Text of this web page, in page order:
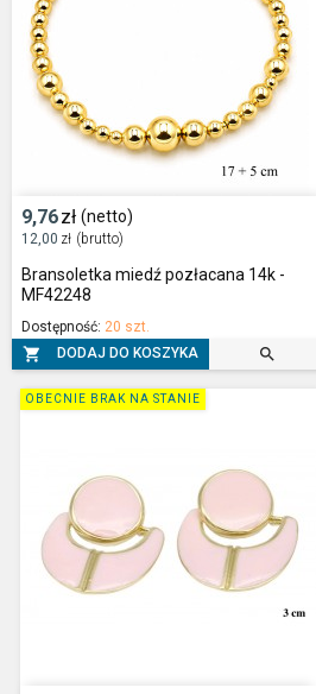
9,76zł (netto)
12,00 zł (brutto)
Bransoletka miedź pozłacana 14k -
MF42248
Dostępność: 20 szt.
 DODAJ DO KOSZYKA 
OBECNIE BRAK NA STANIE